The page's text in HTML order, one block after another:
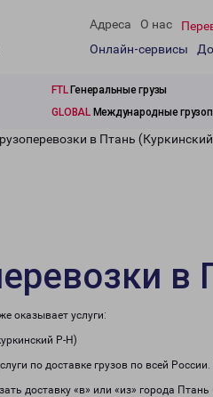
Адреса О нас
Онлайн-сервисы
FTLГенеральные грузы
GLOBALМеждународные
в Птань
в
оказывает услуги:
Р-Н)
по доставке грузов по всей
доставку «в» или «из» города